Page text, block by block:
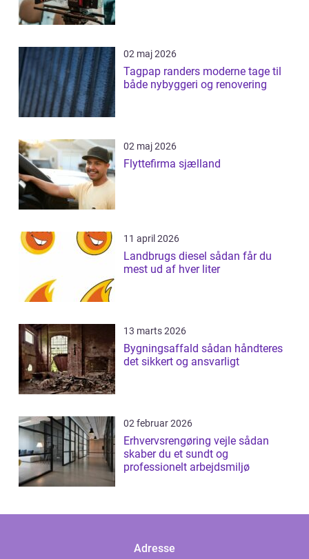
02 maj 2026
Tagpap randers moderne tage til
både nybyggeri og renovering
02 maj 2026
Flyttefirma sjælland
11 april 2026
Landbrugs diesel sådan får du
mest ud af hver liter
13 marts 2026
Bygningsaffald sådan håndteres
det sikkert og ansvarligt
02 februar 2026
Erhvervsrengøring vejle sådan
skaber du et sundt og
professionelt arbejdsmiljø
Adresse